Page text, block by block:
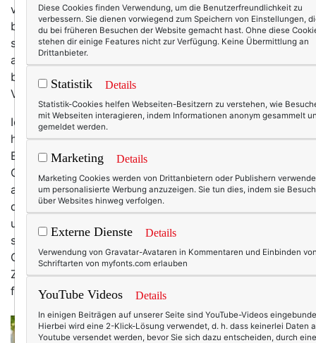
verstehen! Denn schöne Mode für Frauen mit ein
bisschen Hüftgold zu finden, ist ja (immer noch)
schwer genug – aber gutsitzenden Jeans
aufzustöbern, ist geradezu unmöglich
beziehungsweise ist das Vorhaben mit sehr vielen
Versuchen und Fehlkäufen verbunden.
Ich weiß nicht, wie viele Jeans irgendwo gaaaaanz
hinten in meinem Kleiderschrank liegen, die ich mit viel
Enthusiasmus und voller Hoffnung gekauft habe. Im
Geschäft und beim Anprobieren war noch alles prima –
aber kaum hatte ich sie ein paar Mal getragen, leierte
die ehemals knackige Passform, die Hosen rutschten
und mussten entweder mit einem Gürtel gehalten oder
ständig hochgezogen werden. Und zwischen den
Oberschenkeln rieb sich der Denim innerhalb kürzester
Zeit auf. Es war zum Verzweifeln! Offenbar sind Jeans
für Curvys eine Art Raketenwissenschaft.
Diese Cookies finden Verwendung, um die Benutzerfreundlichkeit zu
verbessern. Sie dienen vorwiegend zum Speichern von Einstellungen,
du bei früheren Besuchen der Website gemacht hast. Ohne diese
stehen dir einige Features nicht zur Verfügung. Keine Übermittlung an
Drittanbieter.
Statistik Details
Statistik-Cookies helfen Webseiten-Besitzern zu verstehen, wie
mit Webseiten interagieren, indem Informationen anonym gesammelt
gemeldet werden.
Marketing Details
Marketing Cookies werden von Drittanbietern oder Publishern
um personalisierte Werbung anzuzeigen. Sie tun dies, indem sie
über Websites hinweg verfolgen.
Externe Dienste Details
Verwendung von Gravatar-Avataren in Kommentaren und Einbinden
Schriftarten von myfonts.com erlauben
YouTube Videos Details
In einigen Beiträgen auf unserer Seite sind YouTube-Videos
Hierbei wird eine 2-Klick-Lösung verwendet, d. h. dass keinerlei Daten
Youtube versendet werden, bevor Sie sich dazu entscheiden, durch